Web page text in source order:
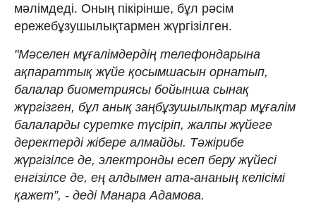
мәлімдеді. Оның пікірінше, бұл рәсім
ережебұзушылықтармен жүргізілген.
"Мәселен мұғалімдердің телефондарына
ақпараттық жүйе қосымшасын орнатып,
балалар биометриясы бойынша сынақ
жүргізген, бұл анық заңбұзушылықтар мұғалім
балаларды суретке түсіріп, жалпы жүйеге
деректерді жібере алмайды. Тәжірибе
жүргізілсе де, электронды есеп беру жүйесі
енгізілсе де, ең алдымен ата-ананың келісімі
қажет”, - деді Манара Адамова.